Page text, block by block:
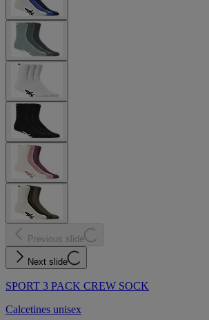
Previous slide
Next slide
SPORT 3 PACK CREW SOCK
Calcetines unisex